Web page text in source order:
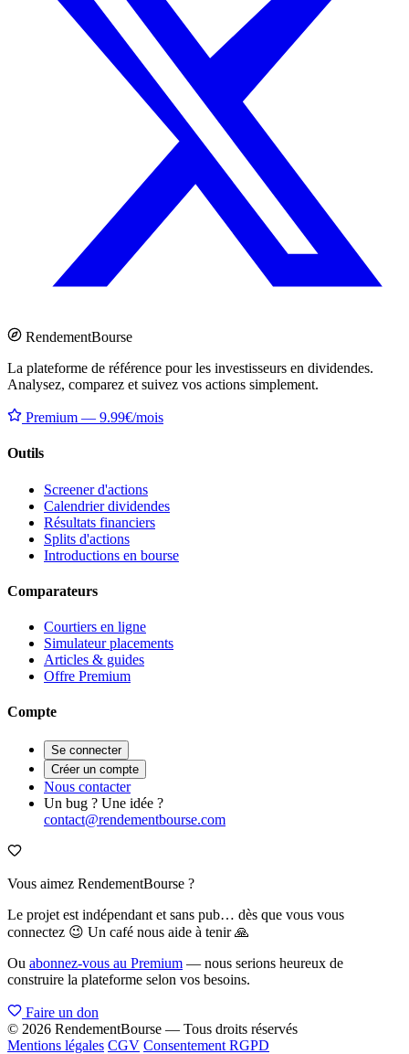
RendementBourse
La plateforme de référence pour les investisseurs en dividendes.
Analysez, comparez et suivez vos actions simplement.
Premium — 9.99€/mois
Outils
Screener d'actions
Calendrier dividendes
Résultats financiers
Splits d'actions
Introductions en bourse
Comparateurs
Courtiers en ligne
Simulateur placements
Articles & guides
Offre Premium
Compte
Se connecter
Créer un compte
Nous contacter
Un bug ? Une idée ?
contact@rendementbourse.com
Vous aimez RendementBourse ?
Le projet est indépendant et sans pub… dès que vous vous
connectez 😉 Un café nous aide à tenir 🙏
Ou abonnez-vous au Premium — nous serions heureux de
construire la plateforme selon vos besoins.
Faire un don
© 2026 RendementBourse — Tous droits réservés
Mentions légales CGV Consentement RGPD